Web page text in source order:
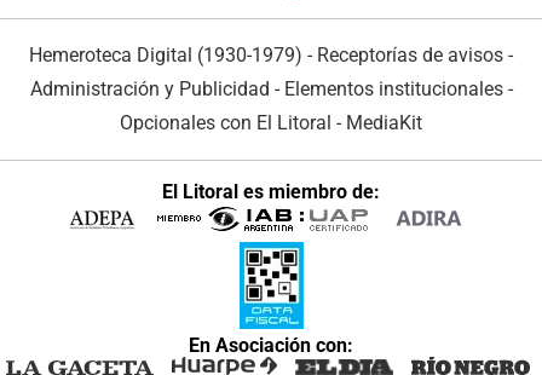
Hemeroteca Digital (1930-1979) - Receptorías de avisos -
Administración y Publicidad - Elementos institucionales-
Opcionales con El Litoral - MediaKit
El Litoral es miembro de:
En Asociación con: